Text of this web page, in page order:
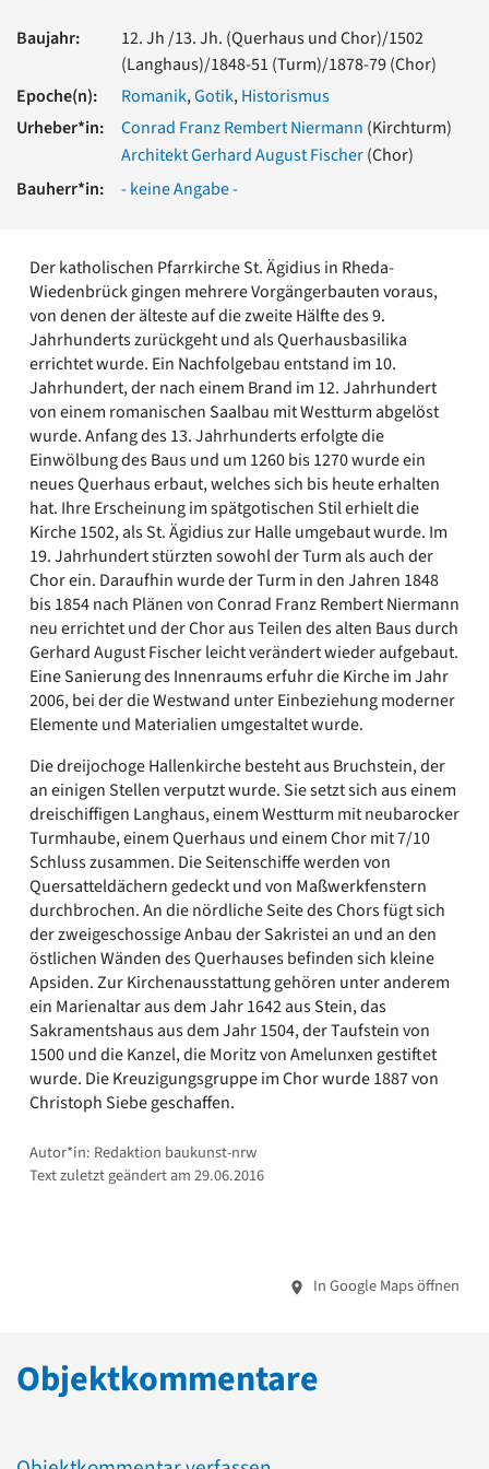
Vorromanik
Römische Antike
Über uns
Über baukunst-nrw
Fachbeirat
Freunde & Förderer
Kontakt
Suchbegriff eingeben
Baujahr:
12. Jh /13. Jh. (Querhaus und Chor)/1502
(Langhaus)/1848-51 (Turm)/1878-79 (Chor)
Epoche(n):
Romanik,Gotik,Historismus
Urheber*in:
Conrad Franz Rembert Niermann (Kirchturm)
Architekt Gerhard August Fischer(Chor)
Bauherr*in:
- keine Angabe -
Der katholischen Pfarrkirche St. Ägidius in Rheda-
Wiedenbrück gingen mehrere Vorgängerbauten voraus,
von denen der älteste auf die zweite Hälfte des 9.
Jahrhunderts zurückgeht und als Querhausbasilika
errichtet wurde. Ein Nachfolgebau entstand im 10.
Jahrhundert, der nach einem Brand im 12. Jahrhundert
von einem romanischen Saalbau mit Westturm abgelöst
wurde. Anfang des 13. Jahrhunderts erfolgte die
Einwölbung des Baus und um 1260 bis 1270 wurde ein
neues Querhaus erbaut, welches sich bis heute erhalten
hat. Ihre Erscheinung im spätgotischen Stil erhielt die
Kirche 1502, als St. Ägidius zur Halle umgebaut wurde. Im
19. Jahrhundert stürzten sowohl der Turm als auch der
Chor ein. Daraufhin wurde der Turm in den Jahren 1848
bis 1854 nach Plänen von Conrad Franz Rembert Niermann
neu errichtet und der Chor aus Teilen des alten Baus durch
Gerhard August Fischer leicht verändert wieder aufgebaut.
Eine Sanierung des Innenraums erfuhr die Kirche im Jahr
2006, bei der die Westwand unter Einbeziehung moderner
Elemente und Materialien umgestaltet wurde.
Die dreijochoge Hallenkirche besteht aus Bruchstein, der
an einigen Stellen verputzt wurde. Sie setzt sich aus einem
dreischiffigen Langhaus, einem Westturm mit neubarocker
Turmhaube, einem Querhaus und einem Chor mit 7/10
Schluss zusammen. Die Seitenschiffe werden von
Quersatteldächern gedeckt und von Maßwerkfenstern
durchbrochen. An die nördliche Seite des Chors fügt sich
der zweigeschossige Anbau der Sakristei an und an den
östlichen Wänden des Querhauses befinden sich kleine
Apsiden. Zur Kirchenausstattung gehören unter anderem
ein Marienaltar aus dem Jahr 1642 aus Stein, das
Sakramentshaus aus dem Jahr 1504, der Taufstein von
1500 und die Kanzel, die Moritz von Amelunxen gestiftet
wurde. Die Kreuzigungsgruppe im Chor wurde 1887 von
Christoph Siebe geschaffen.
Autor*in: Redaktion baukunst-nrw
Text zuletzt geändert am 29.06.2016
In Google Maps öffnen
Objektkommentare